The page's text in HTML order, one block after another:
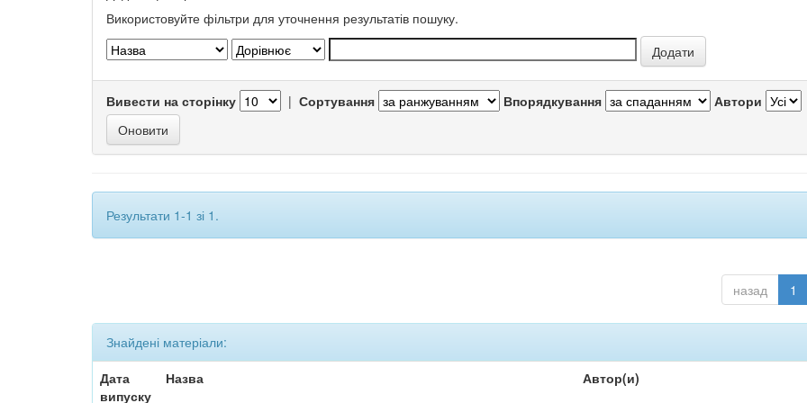
Використовуйте фільтри для уточнення результатів пошуку.
Вивести на сторінку | Сортування Впорядкування Автори
Результати 1-1 зі 1.
назад 1
Знайдені матеріали:
Дата
випуску
Назва Автор(и)